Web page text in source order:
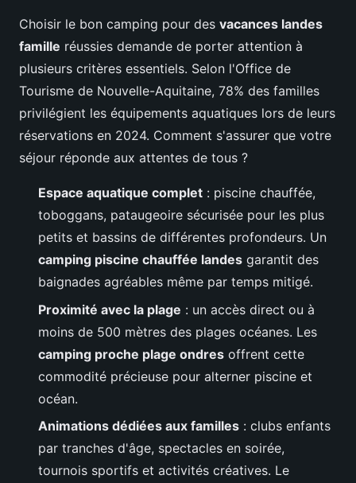
Choisir le bon camping pour des vacances landes
famille réussies demande de porter attention à
plusieurs critères essentiels. Selon l'Office de
Tourisme de Nouvelle-Aquitaine, 78% des familles
privilégient les équipements aquatiques lors de leurs
réservations en 2024. Comment s'assurer que votre
séjour réponde aux attentes de tous ?
Espace aquatique complet : piscine chauffée,
toboggans, pataugeoire sécurisée pour les plus
petits et bassins de différentes profondeurs. Un
camping piscine chauffée landes garantit des
baignades agréables même par temps mitigé.
Proximité avec la plage : un accès direct ou à
moins de 500 mètres des plages océanes. Les
camping proche plage ondres offrent cette
commodité précieuse pour alterner piscine et
océan.
Animations dédiées aux familles : clubs enfants
par tranches d'âge, spectacles en soirée,
tournois sportifs et activités créatives. Le